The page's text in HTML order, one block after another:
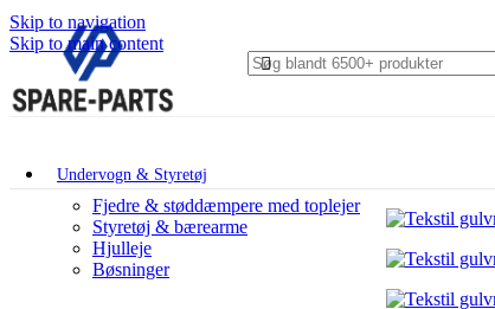
Skip to navigation
Skip to main content
Undervogn & Styretøj
Fjedre & støddæmpere med toplejer
Styretøj & bærearme
Hjulleje
Bøsninger